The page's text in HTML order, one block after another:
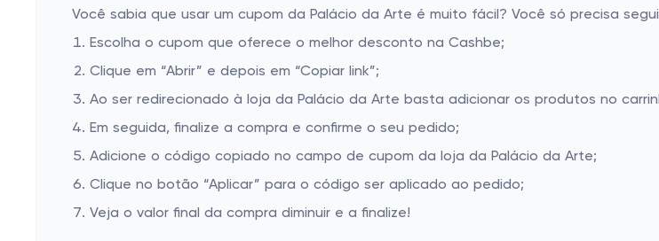
Você sabia que usar um cupom da Palácio da Arte é muito fácil? Você só precisa
Escolha o cupom que oferece o melhor desconto na Cashbe;
Clique em “Abrir” e depois em “Copiar link”;
Ao ser redirecionado à loja da Palácio da Arte basta adicionar os produtos no
Em seguida, finalize a compra e confirme o seu pedido;
Adicione o código copiado no campo de cupom da loja da Palácio da Arte;
Clique no botão “Aplicar” para o código ser aplicado ao pedido;
Veja o valor final da compra diminuir e a finalize!